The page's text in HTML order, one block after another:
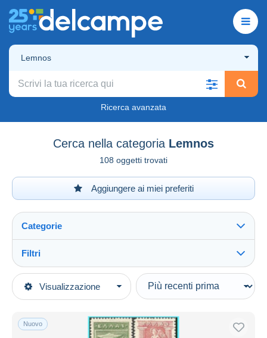
Lemnos
Ricerca avanzata
Cerca nella categoria Lemnos
108 oggetti trovati
Aggiungere ai miei preferiti
Visualizzazione
Categorie
Categorie principali
Europa
Filtri
Tipo di vendita
In corso
Prezzo fisso
Asta con offerte
Nuovo